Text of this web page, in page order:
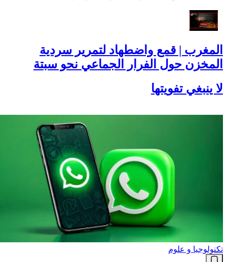
المغرب | قمع واضطهاد لتمرير سردية
المخزن حول الفرار الجماعي نحو سبتة
لا ينبغي تفويتها
تكنولوجيا و علوم